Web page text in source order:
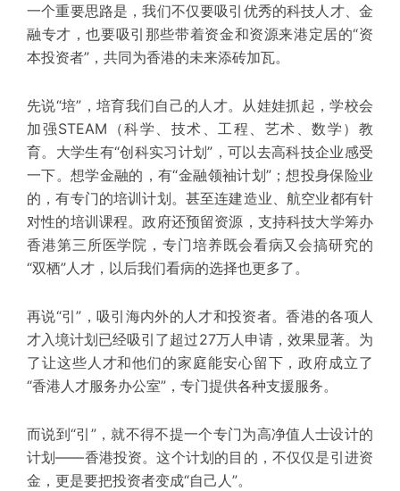
一个重要思路是，我们不仅要吸引 优秀的科技人才、金
融专才，也要吸引那些带着资金和资源来港定居的“资
本投资者”，共同为香港的未来添砖加瓦。
先说“培”， 培育我们自己的人才。 从娃娃抓起，学校会
加强STEAM（科学、技术、工程、艺术、数学）教
育。大学生有“创科实习计划”，可以去高科技企业感受
一下。想学金融的，有“金融领袖计划”；想投身保险业
的，有专门的培训计划。甚至连建造业、航空业都有针
对性的培训课程。政府还预留资源，支持科技大学筹办
香港第三所医学院 ，专门培养既会看病又会搞研究的
“双栖”人才，以后我们看病的选择也更多了。
再说“引”， 吸引海内外的人才和投资者。香港的各项人
才入境计划已经吸引了超过27万人申请，效果显著。为
了让这些人才和他们的家庭能安心留下，政府成立了
“香港人才服务办公室”，专门提供各种支援服务。
而说到“引”，就不得不提一个专门为高净值人士设计的
计划——香港投资。这个计划的目的，不仅仅是引进资
金，更是要把投资者变成“自己人”。